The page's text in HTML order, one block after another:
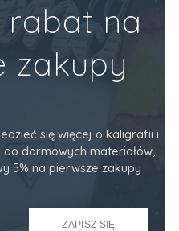
na
zakupy
się więcej o kaligrafii i
darmowych materiałów,
5% na pierwsze zakupy
ZAPISZ SIĘ